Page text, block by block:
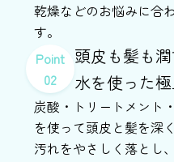
乾燥などのお悩みに合
す。
Point
02
頭皮も髪も
水を使った
炭酸・トリートメント
を使って頭皮と髪を深
汚れをやさしく落とし